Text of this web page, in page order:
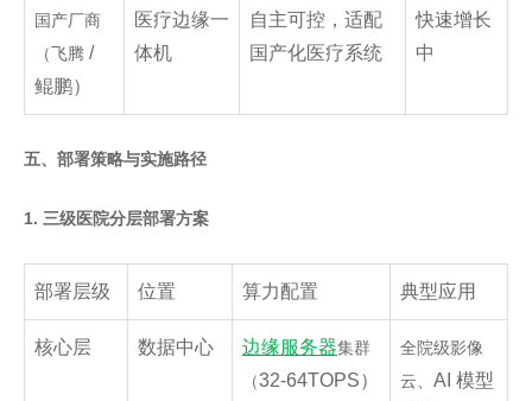
国产厂商
（飞腾 /
鲲鹏）
医疗边缘一
体机
自主可控，适配
国产化医疗系统
快速增长
中
五、部署策略与实施路径
1. 三级医院分层部署方案
部署层级 位置 算力配置 典型应用
核心层 数据中心 边缘服务器集群
（32-64TOPS）
全院级影像
云、 AI 模型